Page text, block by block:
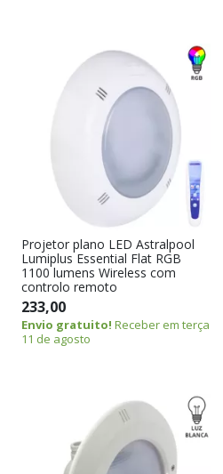
Projetor plano LED Astralpool
Lumiplus Essential Flat RGB
1100 lumens Wireless com
controlo remoto
233,00
Envio gratuito! Receber em terça
11 de agosto